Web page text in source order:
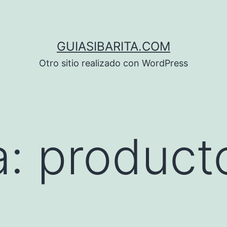
GUIASIBARITA.COM
Otro sitio realizado con WordPress